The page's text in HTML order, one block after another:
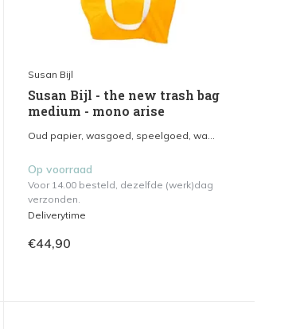
Susan Bijl
Susan Bijl - the new trash bag
medium - mono arise
Oud papier, wasgoed, speelgoed, wa...
Op voorraad
Voor 14.00 besteld, dezelfde (werk)dag
verzonden.
Deliverytime
€44,90